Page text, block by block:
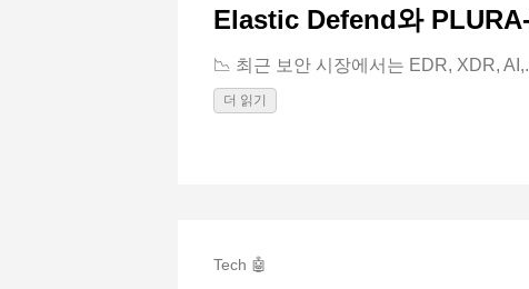
Elastic Defend와
📉 최근 보안 시장에서는 EDR, XDR,
더 읽기
Tech 🤖